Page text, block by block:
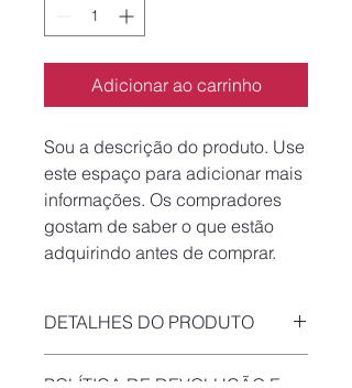
Adicionar ao carrinho
Sou a descrição do produto. Use
este espaço para adicionar mais
informações. Os compradores
gostam de saber o que estão
adquirindo antes de comprar.
DETALHES DO PRODUTO